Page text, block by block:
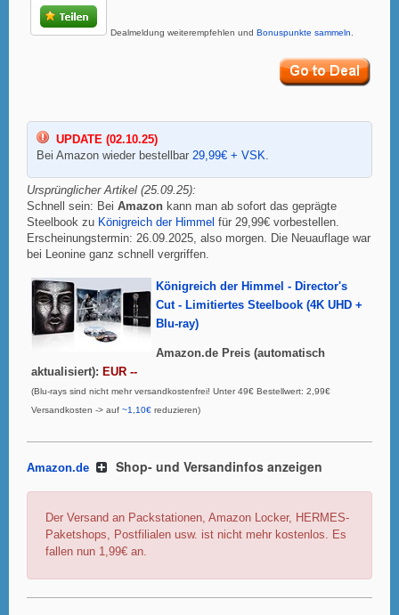
Dealmeldung weiterempfehlen und Bonuspunkte sammeln
UPDATE (02.10.25)
Bei Amazon wieder bestellbar 29,99€ + VSK
Ursprünglicher Artikel (25.09.25):
Schnell sein: Bei Amazon kann man ab sofort das geprägte
Steelbook zu Königreich der Himmel für 29,99€ vorbestellen.
Erscheinungstermin: 26.09.2025, also morgen. Die Neuauflage war
bei Leonine ganz schnell vergriffen.
Königreich der Himmel - Director's
Cut - Limitiertes Steelbook (4K UHD +
Blu-ray)
Amazon.de Preis (automatisch
aktualisiert): EUR --
(Blu-rays sind nicht mehr versandkostenfrei! Unter 49€ Bestellwert: 2,99€
Versandkosten -> auf ~1,10€ reduzieren)
Amazon.de Shop- und Versandinfos anzeigen
Der Versand an Packstationen, Amazon Locker, HERMES-
Paketshops, Postfilialen usw. ist nicht mehr kostenlos. Es
fallen nun 1,99€ an.